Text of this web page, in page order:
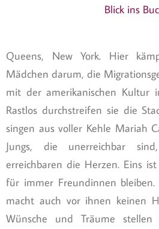
Blick ins
Queens, New York. Hier
Mädchen darum, die
mit der amerikanischen Kultur
Rastlos durchstreifen sie die
singen aus voller Kehle Mariah
Jungs, die unerreichbar
erreichbaren die Herzen. Eins
für immer Freundinnen
macht auch vor ihnen keinen
Wünsche und Träume